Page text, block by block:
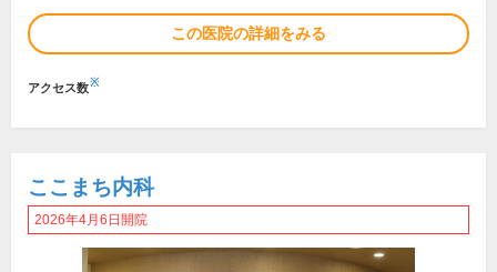
この医院の詳細をみる
アクセス数※
ここまち内科
2026年4月6日開院